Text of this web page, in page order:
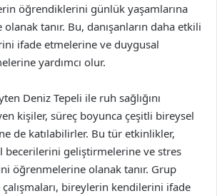
öğrendiklerini günlük yaşamlarına
tanır. Bu, danışanların daha etkili
ifade etmelerine ve duygusal
yardımcı olur.
Deniz Tepeli ile ruh sağlığını
kişiler, süreç boyunca çeşitli bireysel
de katılabilirler. Bu tür etkinlikler,
becerilerini geliştirmelerine ve stres
öğrenmelerine olanak tanır. Grup
bireylerin kendilerini ifade